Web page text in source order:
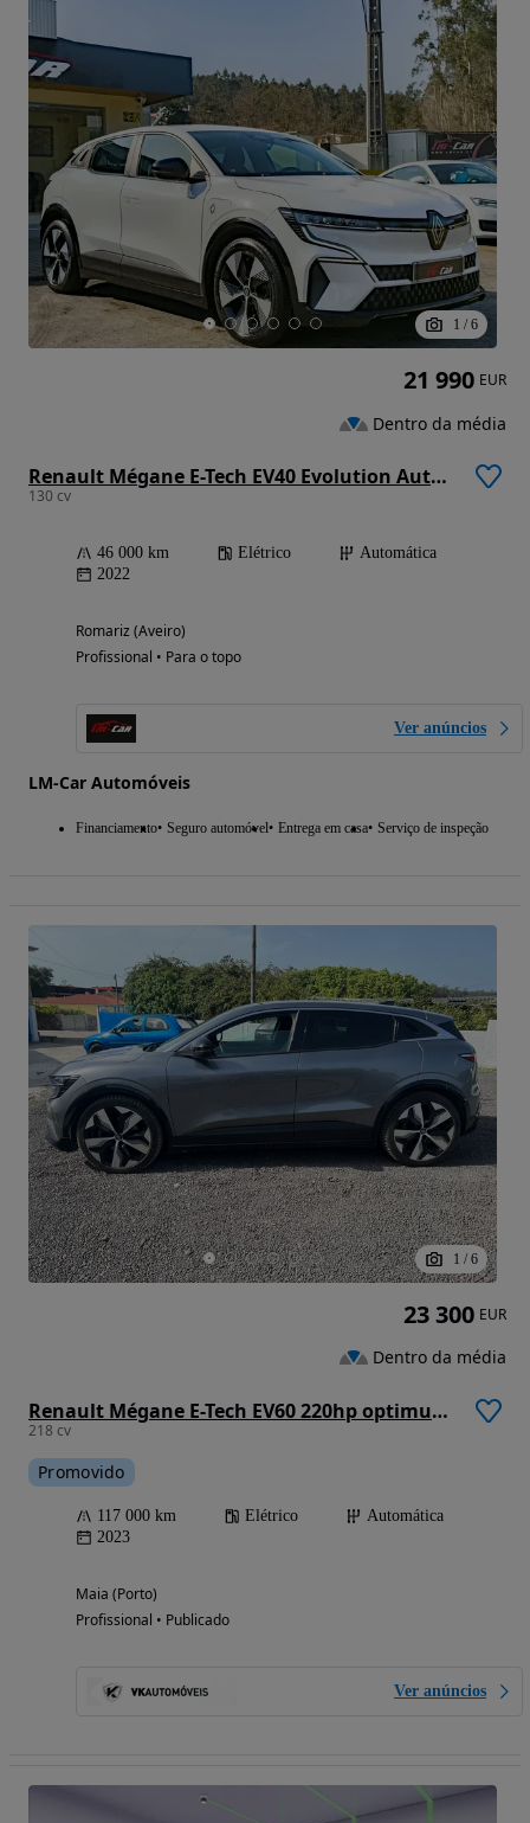
1 / 6
Renault Mégane E-Tech EV40 Evolution Autonomia Urbana
130 cv
46 000 km Elétrico
Automática
2022
Romariz (Aveiro)
Profissional • Para o topo
Ver anúncios
LM-Car Automóveis
Financiamento Seguro automóvel Entrega em casa Serviço de inspeção
21 990 EUR
Dentro da média
1 / 6
Renault Mégane E-Tech EV60 220hp optimum charge Techno
218 cv
Promovido
117 000 km Elétrico
Automática
2023
Maia (Porto)
Profissional • Publicado
Ver anúncios
23 300 EUR
Dentro da média